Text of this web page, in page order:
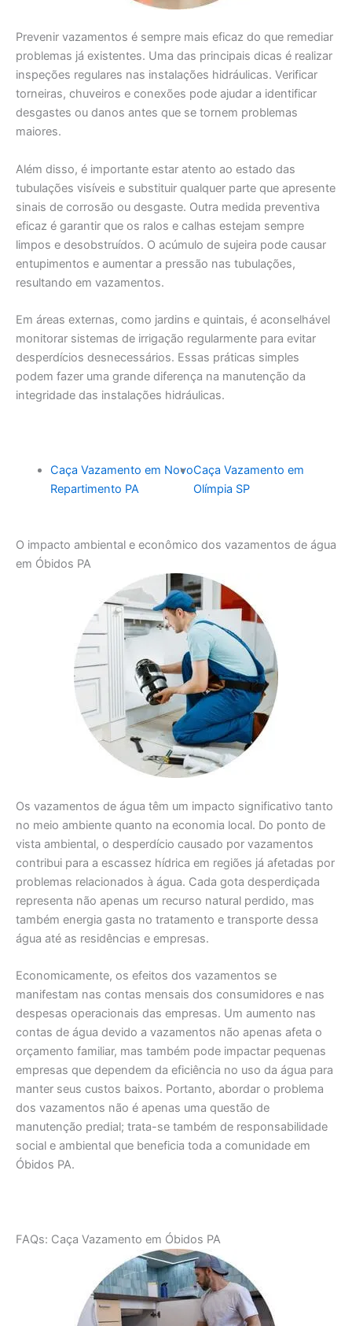
Prevenir vazamentos é sempre mais eficaz do que remediar
problemas já existentes. Uma das principais dicas é realizar
inspeções regulares nas instalações hidráulicas. Verificar
torneiras, chuveiros e conexões pode ajudar a identificar
desgastes ou danos antes que se tornem problemas
maiores.
Além disso, é importante estar atento ao estado das
tubulações visíveis e substituir qualquer parte que apresente
sinais de corrosão ou desgaste. Outra medida preventiva
eficaz é garantir que os ralos e calhas estejam sempre
limpos e desobstruídos. O acúmulo de sujeira pode causar
entupimentos e aumentar a pressão nas tubulações,
resultando em vazamentos.
Em áreas externas, como jardins e quintais, é aconselhável
monitorar sistemas de irrigação regularmente para evitar
desperdícios desnecessários. Essas práticas simples
podem fazer uma grande diferença na manutenção da
integridade das instalações hidráulicas.
Caça Vazamento em Novo
Repartimento PA
Caça Vazamento em
Olímpia SP
O impacto ambiental e econômico dos vazamentos de água
em Óbidos PA
Os vazamentos de água têm um impacto significativo tanto
no meio ambiente quanto na economia local. Do ponto de
vista ambiental, o desperdício causado por vazamentos
contribui para a escassez hídrica em regiões já afetadas por
problemas relacionados à água. Cada gota desperdiçada
representa não apenas um recurso natural perdido, mas
também energia gasta no tratamento e transporte dessa
água até as residências e empresas.
Economicamente, os efeitos dos vazamentos se
manifestam nas contas mensais dos consumidores e nas
despesas operacionais das empresas. Um aumento nas
contas de água devido a vazamentos não apenas afeta o
orçamento familiar, mas também pode impactar pequenas
empresas que dependem da eficiência no uso da água para
manter seus custos baixos. Portanto, abordar o problema
dos vazamentos não é apenas uma questão de
manutenção predial; trata-se também de responsabilidade
social e ambiental que beneficia toda a comunidade em
Óbidos PA.
FAQs: Caça Vazamento em Óbidos PA